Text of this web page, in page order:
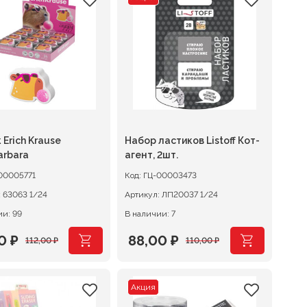
₽.
257,00 ₽.
Erich Krause
63063 1/24
99
112,00₽
₽
₽.
Набор ластиков Listoff Кот-
агент, 2шт.
Код: ГЦ-00003473
Артикул:
ЛП20037 1/24
В наличии: 7
110,00₽
Первоначальная
составляла
88,00 ₽
Текущая
88,00 ₽.
Акция